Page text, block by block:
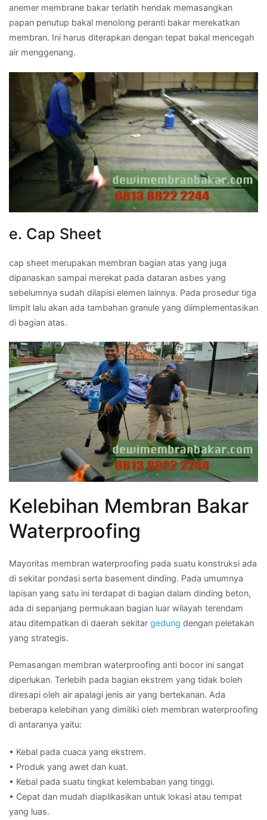
anemer membrane bakar terlatih hendak memasangkan
papan penutup bakal menolong peranti bakar merekatkan
membran. Ini harus diterapkan dengan tepat bakal mencegah
air menggenang.
e. Cap Sheet
cap sheet merupakan membran bagian atas yang juga
dipanaskan sampai merekat pada dataran asbes yang
sebelumnya sudah dilapisi elemen lainnya. Pada prosedur tiga
limpit lalu akan ada tambahan granule yang diimplementasikan
di bagian atas.
Kelebihan Membran Bakar
Waterproofing
Mayoritas membran waterproofing pada suatu konstruksi ada
di sekitar pondasi serta basement dinding. Pada umumnya
lapisan yang satu ini terdapat di bagian dalam dinding beton,
ada di sepanjang permukaan bagian luar wilayah terendam
atau ditempatkan di daerah sekitar gedung dengan peletakan
yang strategis.
Pemasangan membran waterproofing anti bocor ini sangat
diperlukan. Terlebih pada bagian ekstrem yang tidak boleh
diresapi oleh air apalagi jenis air yang bertekanan. Ada
beberapa kelebihan yang dimiliki oleh membran waterproofing
di antaranya yaitu:
• Kebal pada cuaca yang ekstrem.
• Produk yang awet dan kuat.
• Kebal pada suatu tingkat kelembaban yang tinggi.
• Cepat dan mudah diaplikasikan untuk lokasi atau tempat
yang luas.